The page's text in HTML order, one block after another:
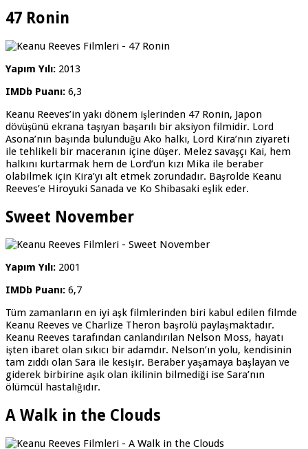
47 Ronin
Yapım Yılı: 2013
IMDb Puanı: 6,3
Keanu Reeves’in yakı dönem işlerinden 47 Ronin, Japon
dövüşünü ekrana taşıyan başarılı bir aksiyon filmidir. Lord
Asona’nın başında bulunduğu Ako halkı, Lord Kira’nın ziyareti
ile tehlikeli bir maceranın içine düşer. Melez savaşçı Kai, hem
halkını kurtarmak hem de Lord’un kızı Mika ile beraber
olabilmek için Kira’yı alt etmek zorundadır. Başrolde Keanu
Reeves’e Hiroyuki Sanada ve Ko Shibasaki eşlik eder.
Sweet November
Yapım Yılı: 2001
IMDb Puanı: 6,7
Tüm zamanların en iyi aşk filmlerinden biri kabul edilen filmde
Keanu Reeves ve Charlize Theron başrolü paylaşmaktadır.
Keanu Reeves tarafından canlandırılan Nelson Moss, hayatı
işten ibaret olan sıkıcı bir adamdır. Nelson’ın yolu, kendisinin
tam zıddı olan Sara ile kesişir. Beraber yaşamaya başlayan ve
giderek birbirine aşık olan ikilinin bilmediği ise Sara’nın
ölümcül hastalığıdır.
A Walk in the Clouds